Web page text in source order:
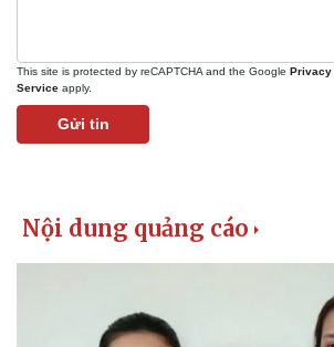
Ô tô - Xe
This site is protected by reCAPTCHA and the Google Privacy
Service apply.
Gửi tin